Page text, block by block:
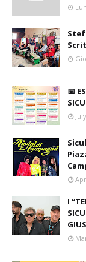
📅
I